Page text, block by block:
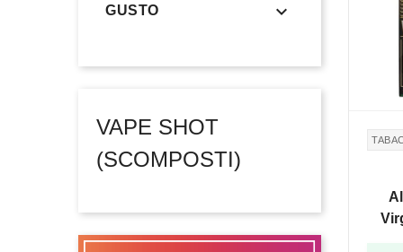
GUSTO 
VAPE SHOT
(SCOMPOSTI)